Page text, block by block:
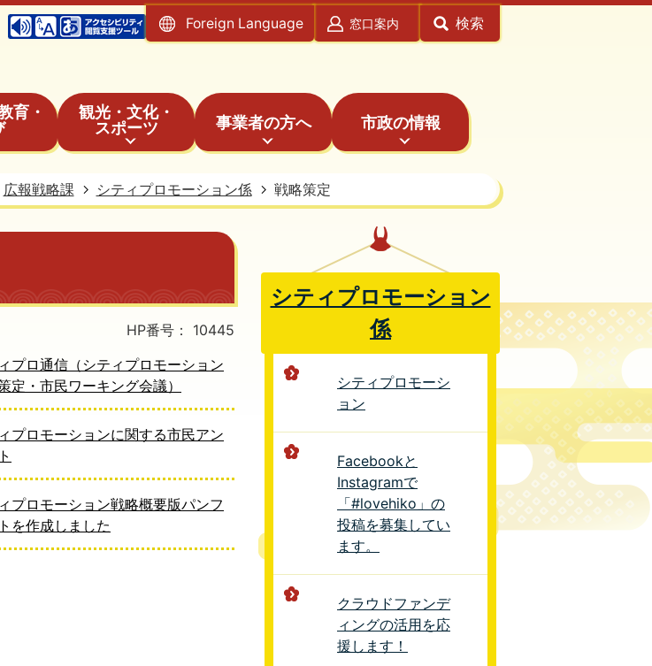
Foreign Language 窓口案内 検索
育・
観光・文化・
スポーツ
事業者の方へ 市政の情報
広報戦略課 シティプロモーション係 戦略策定
HP番号：
10445
プロ通信（シティプロモーション
定・市民ワーキング会議）
プロモーションに関する市民アン
プロモーション戦略概要版パンフ
を作成しました
シティプロモーション
係
シティプロモーシ
ョン
Facebookと
Instagramで
「#lovehiko」の
投稿を募集してい
ます。
クラウドファンデ
ィングの活用を応
援します！